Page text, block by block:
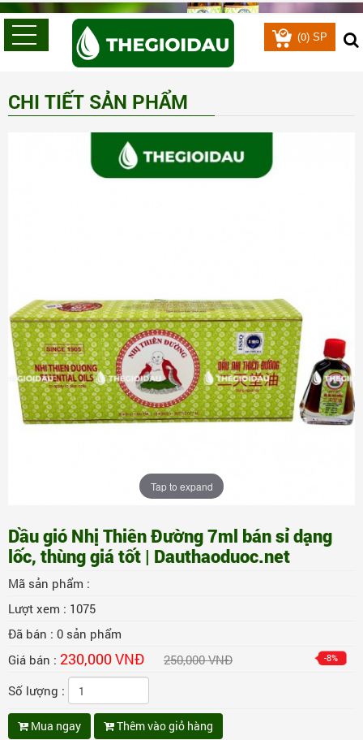
(0) SP
CHI TIẾT SẢN PHẨM
Tap to expand
Dầu gió Nhị Thiên Đường 7ml bán sỉ dạng
lốc, thùng giá tốt | Dauthaoduoc.net
Mã sản phẩm :
Lượt xem : 1075
Đã bán : 0 sản phẩm
Giá bán : 230,000 VNĐ 250,000 VNĐ -8%
Số lượng :
Mua ngay Thêm vào giỏ hàng